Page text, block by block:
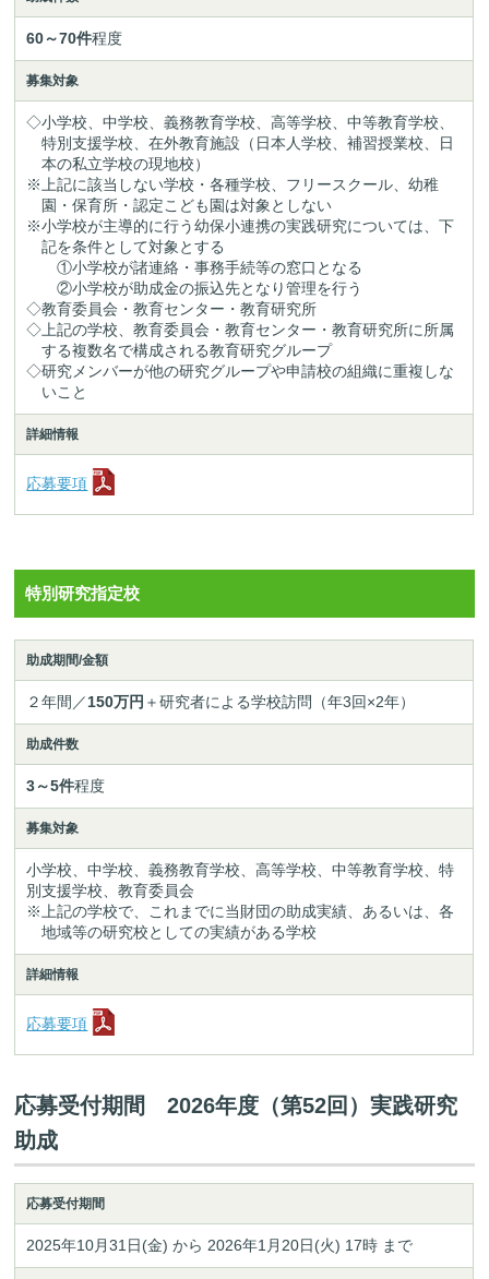
60～70件程度
募集対象
◇小学校、中学校、義務教育学校、高等学校、中等教育学校、
特別支援学校、在外教育施設（日本人学校、補習授業校、日
本の私立学校の現地校）
※上記に該当しない学校・各種学校、フリースクール、幼稚
園・保育所・認定こども園は対象としない
※小学校が主導的に行う幼保小連携の実践研究については、下
記を条件として対象とする
①小学校が諸連絡・事務手続等の窓口となる
②小学校が助成金の振込先となり管理を行う
◇教育委員会・教育センター・教育研究所
◇上記の学校、教育委員会・教育センター・教育研究所に所属
する複数名で構成される教育研究グループ
◇研究メンバーが他の研究グループや申請校の組織に重複しな
いこと
詳細情報
応募要項
特別研究指定校
助成期間/金額
２年間／150万円 ＋研究者による学校訪問（年3回×2年）
助成件数
3～5件程度
募集対象
小学校、中学校、義務教育学校、高等学校、中等教育学校、特
別支援学校、教育委員会
※上記の学校で、これまでに当財団の助成実績、あるいは、各
地域等の研究校としての実績がある学校
詳細情報
応募要項
応募受付期間 2026年度（第52回）実践研究
助成
応募受付期間
2025年10月31日(金) から 2026年1月20日(火) 17時 まで